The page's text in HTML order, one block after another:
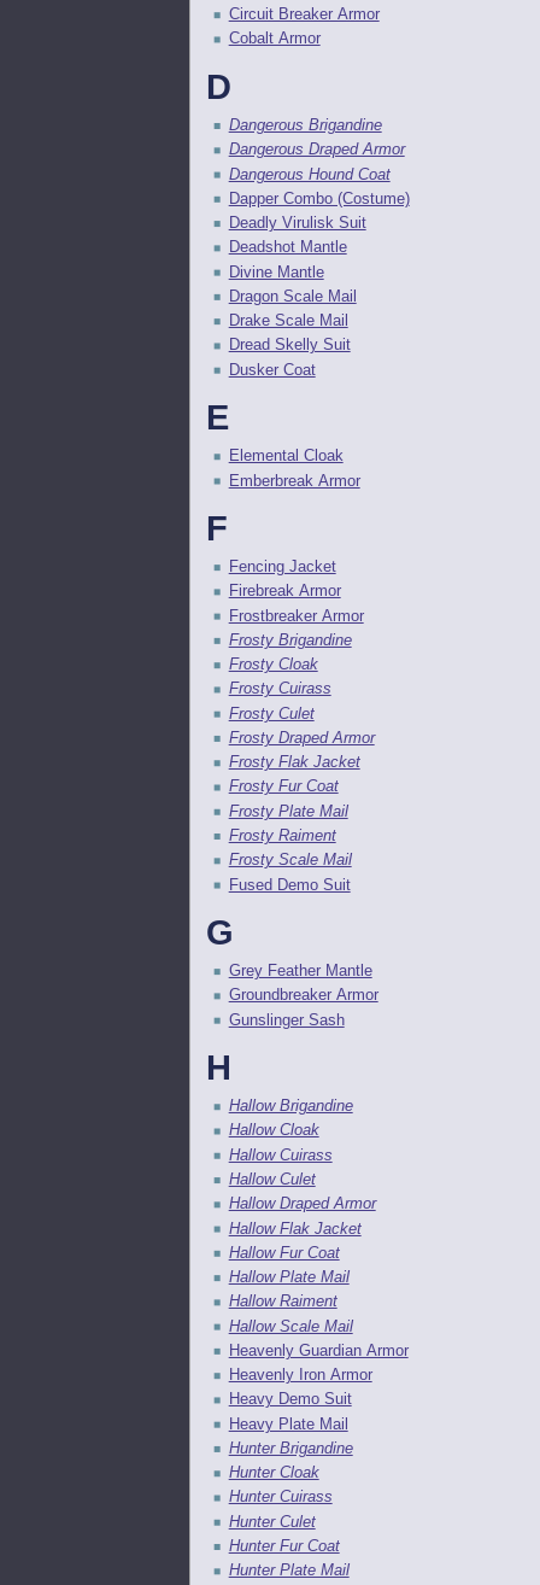
Circuit Breaker Armor
Cobalt Armor
D
Dangerous Brigandine
Dangerous Draped Armor
Dangerous Hound Coat
Dapper Combo (Costume)
Deadly Virulisk Suit
Deadshot Mantle
Divine Mantle
Dragon Scale Mail
Drake Scale Mail
Dread Skelly Suit
Dusker Coat
E
Elemental Cloak
Emberbreak Armor
F
Fencing Jacket
Firebreak Armor
Frostbreaker Armor
Frosty Brigandine
Frosty Cloak
Frosty Cuirass
Frosty Culet
Frosty Draped Armor
Frosty Flak Jacket
Frosty Fur Coat
Frosty Plate Mail
Frosty Raiment
Frosty Scale Mail
Fused Demo Suit
G
Grey Feather Mantle
Groundbreaker Armor
Gunslinger Sash
H
Hallow Brigandine
Hallow Cloak
Hallow Cuirass
Hallow Culet
Hallow Draped Armor
Hallow Flak Jacket
Hallow Fur Coat
Hallow Plate Mail
Hallow Raiment
Hallow Scale Mail
Heavenly Guardian Armor
Heavenly Iron Armor
Heavy Demo Suit
Heavy Plate Mail
Hunter Brigandine
Hunter Cloak
Hunter Cuirass
Hunter Culet
Hunter Fur Coat
Hunter Plate Mail